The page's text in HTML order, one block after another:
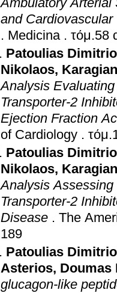
Ambulatory Arterial
and
. Medicina .
Patoulias
Nikolaos,
Analysis
Transporter-2
Ejection Fraction
of Cardiology .
Patoulias
Nikolaos,
Analysis
Transporter-2
Disease . The
189
Patoulias
Asterios, Doumas
glucagon-like